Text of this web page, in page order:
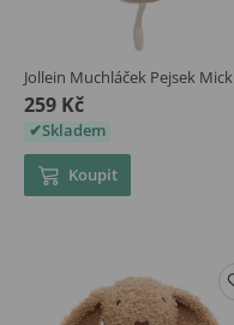
Jollein Muchláček Pejsek Mick
259 Kč
Skladem
Koupit